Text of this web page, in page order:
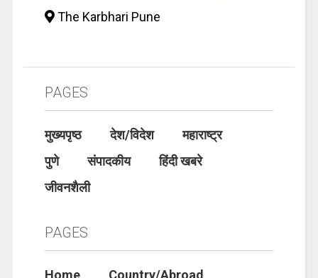
The Karbhari Pune
PAGES
मुख्यपृष्ठ देश/विदेश
महाराष्ट्र
पुणे
संपादकीय
हिंदी खबरे
जीवनशैली
PAGES
Home Country/Abroad